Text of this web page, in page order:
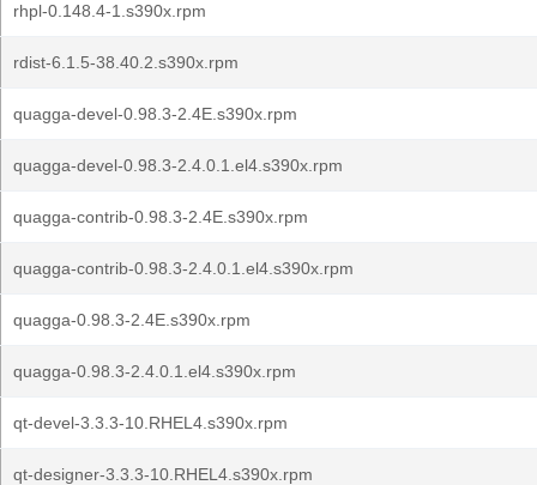
rhpl-0.148.4-1.s390x.rpm
rdist-6.1.5-38.40.2.s390x.rpm
quagga-devel-0.98.3-2.4E.s390x.rpm
quagga-devel-0.98.3-2.4.0.1.el4.s390x.rpm
quagga-contrib-0.98.3-2.4E.s390x.rpm
quagga-contrib-0.98.3-2.4.0.1.el4.s390x.rpm
quagga-0.98.3-2.4E.s390x.rpm
quagga-0.98.3-2.4.0.1.el4.s390x.rpm
qt-devel-3.3.3-10.RHEL4.s390x.rpm
qt-designer-3.3.3-10.RHEL4.s390x.rpm